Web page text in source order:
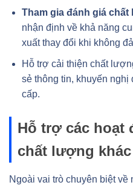
Tham gia đánh giá
nhận định về khả năng
xuất thay đổi khi không
Hỗ trợ cải thiện chất
sẻ thông tin, khuyến
cấp.
Hỗ trợ các hoạt
chất lượng khác
Ngoài vai trò chuyên biệt về